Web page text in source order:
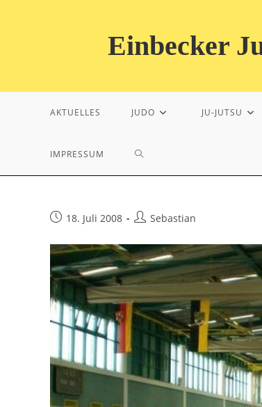
Einbecker
AKTUELLES JUDO JU-JUTSU
IMPRESSUM WEBSITE-
Beitrag18. Juli 2008
Beitrags-
Sebastian